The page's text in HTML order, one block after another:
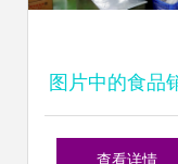
图片中的食品
新趋势 视觉化
查看详情